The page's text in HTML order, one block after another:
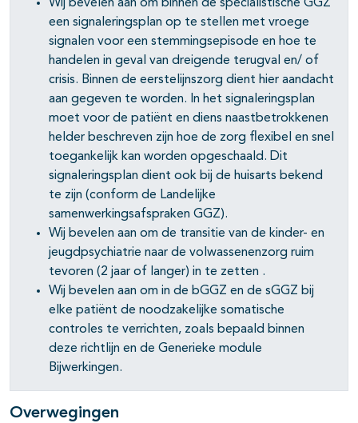
Wij bevelen aan om binnen de specialistische GGZ
een signaleringsplan op te stellen met vroege
signalen voor een stemmingsepisode en hoe te
handelen in geval van dreigende terugval en/ of
crisis. Binnen de eerstelijnszorg dient hier aandacht
aan gegeven te worden. In het signaleringsplan
moet voor de patiënt en diens naastbetrokkenen
helder beschreven zijn hoe de zorg flexibel en snel
toegankelijk kan worden opgeschaald. Dit
signaleringsplan dient ook bij de huisarts bekend
te zijn (conform de Landelijke
samenwerkingsafspraken GGZ).
Wij bevelen aan om de transitie van de kinder- en
jeugdpsychiatrie naar de volwassenenzorg ruim
tevoren (2 jaar of langer) in te zetten .
Wij bevelen aan om in de bGGZ en de sGGZ bij
elke patiënt de noodzakelijke somatische
controles te verrichten, zoals bepaald binnen
deze richtlijn en de Generieke module
Bijwerkingen.
Overwegingen